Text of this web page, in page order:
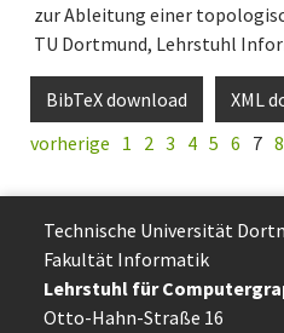
zur Ableitung einer
TU Dortmund, Lehrstuhl
BibTeX download
XML
vorherige 1 2 3 4 5 6 7 8
Technische Uni­ver­si­tät
Fakultät Informatik
Lehrstuhl für
Otto-Hahn-Straße 16